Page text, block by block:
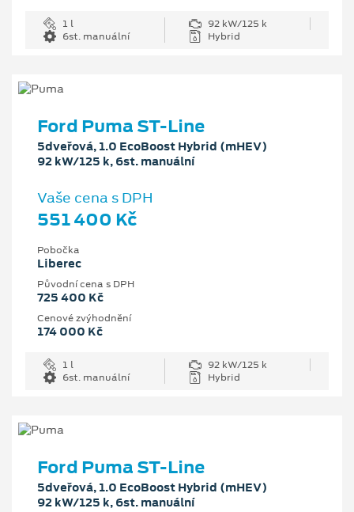
1 l
92 kW/125 k
6st. manuální
Hybrid
Ford Puma ST-Line
5dveřová, 1.0 EcoBoost Hybrid (mHEV)
92 kW/125 k, 6st. manuální
Vaše cena s DPH
551 400 Kč
Pobočka
Liberec
Původní cena s DPH
725 400 Kč
Cenové zvýhodnění
174 000 Kč
1 l
92 kW/125 k
6st. manuální
Hybrid
Ford Puma ST-Line
5dveřová, 1.0 EcoBoost Hybrid (mHEV)
92 kW/125 k, 6st. manuální